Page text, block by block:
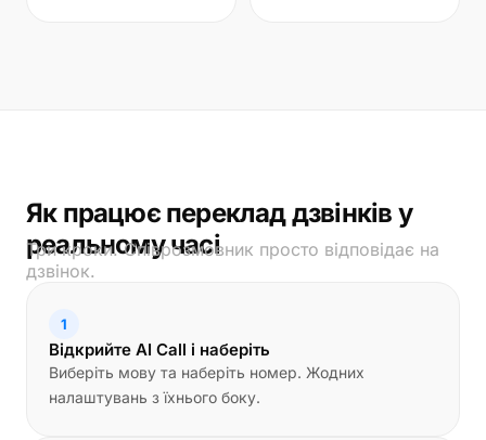
Як працює переклад дзвінків у
реальному часі
Три кроки. Співрозмовник просто відповідає на
дзвінок.
1
Відкрийте AI Call і наберіть
Виберіть мову та наберіть номер. Жодних
налаштувань з їхнього боку.